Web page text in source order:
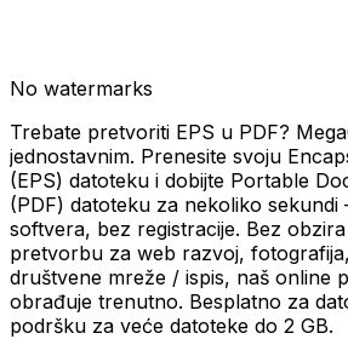
No watermarks
Trebate pretvoriti EPS u PDF?
jednostavnim. Prenesite svoju
(EPS) datoteku i dobijte Portable
(PDF) datoteku za nekoliko
softvera, bez registracije. Bez
pretvorbu za web razvoj,
društvene mreže / ispis, naš online
obrađuje trenutno. Besplatno za
podršku za veće datoteke do 2 GB.